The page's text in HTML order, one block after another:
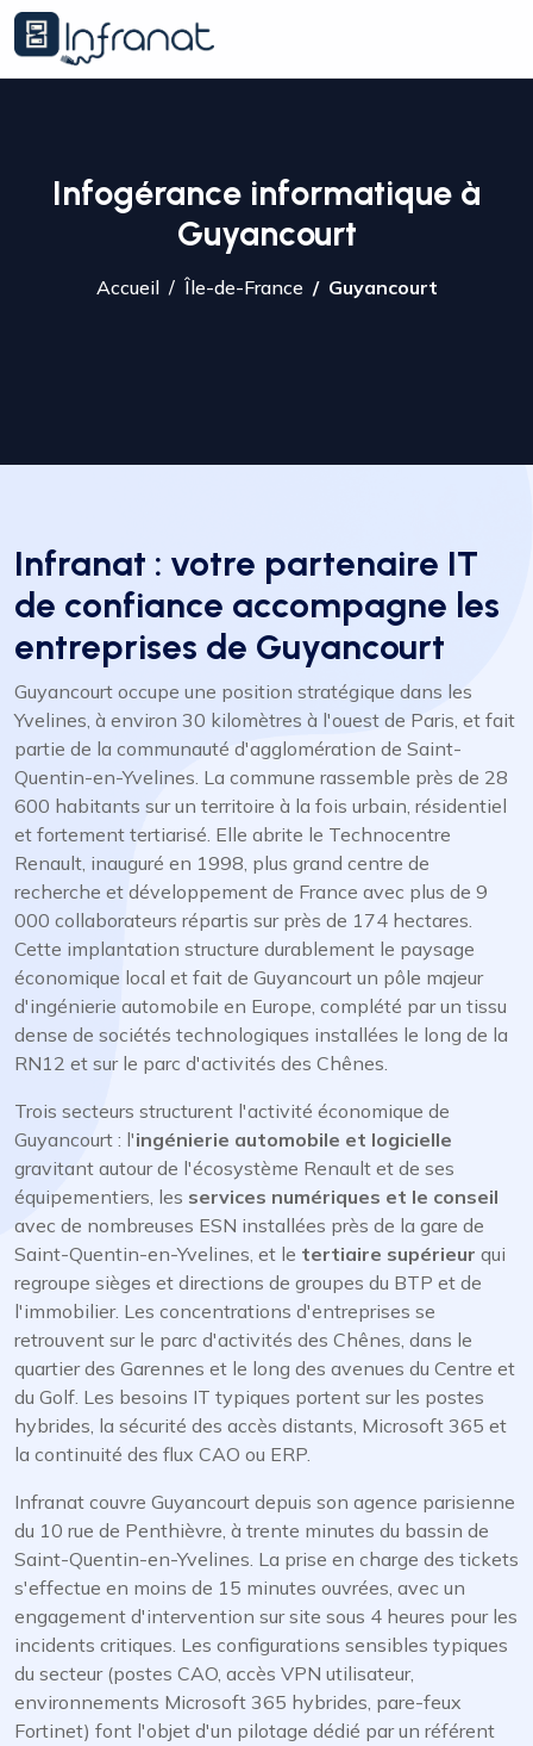
Infogérance informatique à
Guyancourt
Accueil Île-de-France Guyancourt
Infranat : votre partenaire IT
de confiance accompagne les
entreprises de Guyancourt
Guyancourt occupe une position stratégique dans les
Yvelines, à environ 30 kilomètres à l'ouest de Paris, et fait
partie de la communauté d'agglomération de Saint-
Quentin-en-Yvelines. La commune rassemble près de 28
600 habitants sur un territoire à la fois urbain, résidentiel
et fortement tertiarisé. Elle abrite le Technocentre
Renault, inauguré en 1998, plus grand centre de
recherche et développement de France avec plus de 9
000 collaborateurs répartis sur près de 174 hectares.
Cette implantation structure durablement le paysage
économique local et fait de Guyancourt un pôle majeur
d'ingénierie automobile en Europe, complété par un tissu
dense de sociétés technologiques installées le long de la
RN12 et sur le parc d'activités des Chênes.
Trois secteurs structurent l'activité économique de
Guyancourt : l'ingénierie automobile et logicielle
gravitant autour de l'écosystème Renault et de ses
équipementiers, les services numériques et le conseil
avec de nombreuses ESN installées près de la gare de
Saint-Quentin-en-Yvelines, et le tertiaire supérieur qui
regroupe sièges et directions de groupes du BTP et de
l'immobilier. Les concentrations d'entreprises se
retrouvent sur le parc d'activités des Chênes, dans le
quartier des Garennes et le long des avenues du Centre et
du Golf. Les besoins IT typiques portent sur les postes
hybrides, la sécurité des accès distants, Microsoft 365 et
la continuité des flux CAO ou ERP.
Infranat couvre Guyancourt depuis son agence parisienne
du 10 rue de Penthièvre, à trente minutes du bassin de
Saint-Quentin-en-Yvelines. La prise en charge des tickets
s'effectue en moins de 15 minutes ouvrées, avec un
engagement d'intervention sur site sous 4 heures pour les
incidents critiques. Les configurations sensibles typiques
du secteur (postes CAO, accès VPN utilisateur,
environnements Microsoft 365 hybrides, pare-feux
Fortinet) font l'objet d'un pilotage dédié par un référent